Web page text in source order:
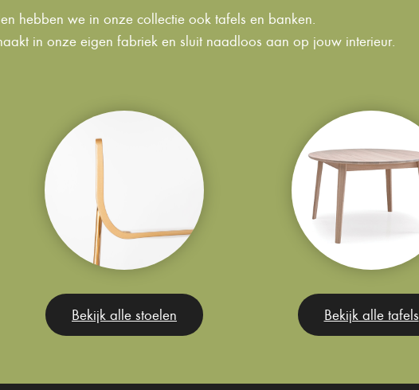
hebben we in onze collectie ook tafels en banken.
in onze eigen fabriek en sluit naadloos aan op jouw interieur.
Bekijk alle stoelen Bekijk alle tafels